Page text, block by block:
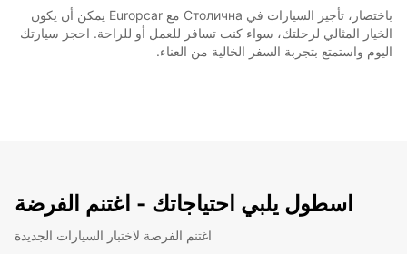
باختصار، تأجير السيارات في Столична مع Europcar يمكن أن يكون
الخيار المثالي لرحلتك، سواء كنت تسافر للعمل أو للراحة. احجز سيارتك
اليوم واستمتع بتجربة السفر الخالية من العناء.
اسطول يلبي احتياجاتك - اغتنم الفرضة
اغتنم الفرصة لاختبار السيارات الجديدة